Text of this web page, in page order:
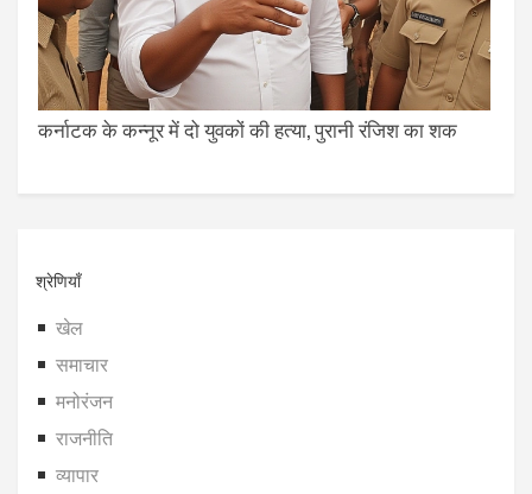
कर्नाटक के कन्नूर में दो युवकों की हत्या, पुरानी रंजिश का शक
श्रेणियाँ
खेल
समाचार
मनोरंजन
राजनीति
व्यापार